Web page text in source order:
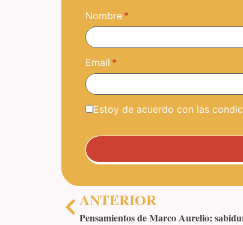
Nombre
Email
Estoy de acuerdo con las
ANTERIOR
Pensamientos de Marco Aurelio: